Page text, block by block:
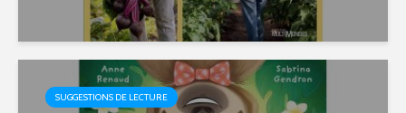
SUGGESTIONS DE LECTURE